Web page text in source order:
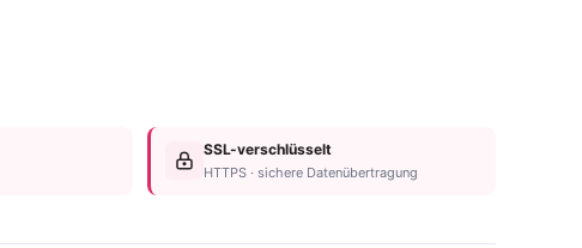
SSL-verschlüsselt
HTTPS · sichere Datenübertragung